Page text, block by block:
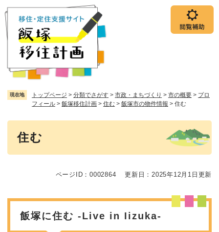
ー
ジ
の
メニューを飛ばして本文へ
現在地 トップページ > 分類でさがす > 市政・まちづくり > 市の概要 > プロ
フィール > 飯塚移住計画 > 住む > 飯塚市の物件情報 > 住む
住む
ページID：0002864 更新日：2025年12月1日更新
飯塚に住む -Live in Iizuka-